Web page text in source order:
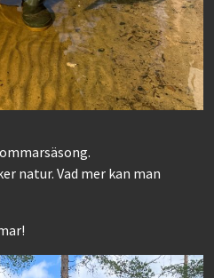
natur. Vad mer kan man